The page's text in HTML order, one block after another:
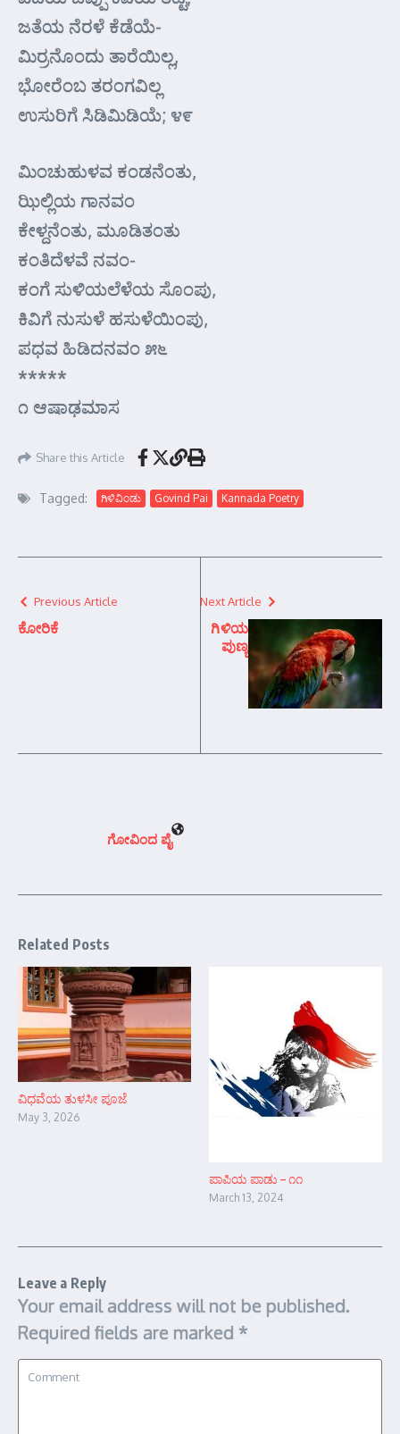
ಜತೆಯ ನೆರಳೆ ಕೆಡೆಯೆ-
ಮಿರ್ರನೊಂದು ತಾರೆಯಿಲ್ಲ,
ಭೋರೆಂಬ ತರಂಗವಿಲ್ಲ
ಉಸುರಿಗೆ ಸಿಡಿಮಿಡಿಯೆ; ೪೯
ಮಿಂಚುಹುಳವ ಕಂಡನೆಂತು,
ಝಿಲ್ಲಿಯ ಗಾನವಂ
ಕೇಳ್ದನೆಂತು, ಮೂಡಿತಂತು
ಕಂತಿದೆಳವೆ ನವಂ-
ಕಂಗೆ ಸುಳಿಯಲೆಳೆಯ ಸೊಂಪು,
ಕಿವಿಗೆ ನುಸುಳೆ ಹಸುಳೆಯಿಂಪು,
ಪಧವ ಹಿಡಿದನವಂ ೫೬
*****
೧ ಆಷಾಢಮಾಸ
Share this Article
Tagged: ಗಿಳಿವಿಂಡು Govind Pai Kannada Poetry
Previous Article
ಕೋರಿಕೆ
Next Article
ಗಿಳಿಯ
ಪುಣ್ಯ
ಗೋವಿಂದ ಪೈ
Related Posts
ವಿಧವೆಯ ತುಳಸೀ ಪೂಜೆ
May 3, 2026
ಪಾಪಿಯ ಪಾಡು – ೧೧
March 13, 2024
Leave a Reply
Your email address will not be published.
Required fields are marked *